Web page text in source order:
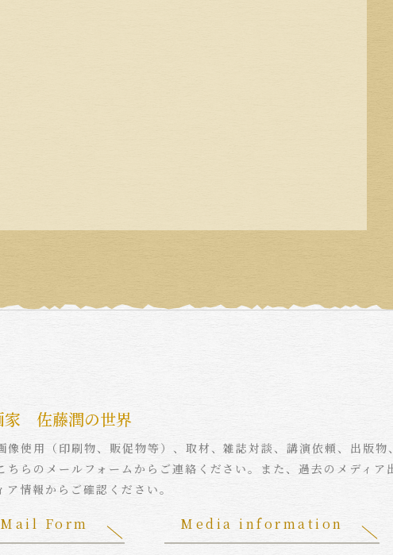
家 佐藤潤の世界
像使用（印刷物、販促物等）、取材、雑誌対談、講演依頼、出版物
ちらのメールフォームからご連絡ください。また、過去のメディア
ア情報からご確認ください。
Mail Form Media information